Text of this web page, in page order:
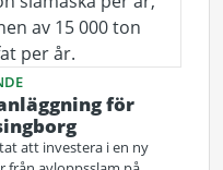
för
att investera i en ny